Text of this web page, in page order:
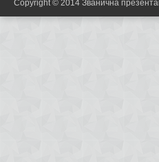
Copyright © 2014 Званична